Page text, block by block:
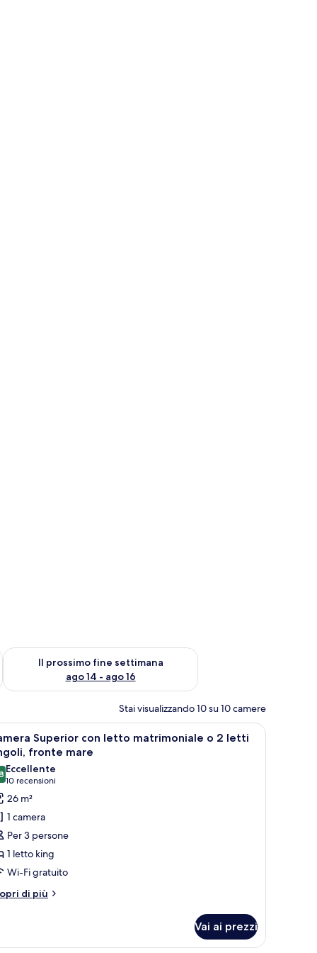
ago 7 - ago 9
Il prossimo fine settimana
ago 14 - ago 16
Verifica la disponibilità per il prossimo fine settimana, ago 14
Stai visualizzando 10 su 10 camere
una TV, una lampada, una sedia e una scrivania con un vassoio di
Camera Superior con letto matrimoniale o
9
Superior con letto matrimoniale o 2 letti
fronte mare
su 10
Eccellente
10 recensioni
(10
recensioni)
26 m²
1 camera
Per 3 persone
1 letto king
Wi-Fi gratuito
di più
Vai ai prezzi